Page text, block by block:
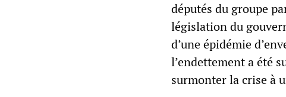
députés du groupe
législation du
d’une épidémie
l’endettement a été
surmonter la crise à